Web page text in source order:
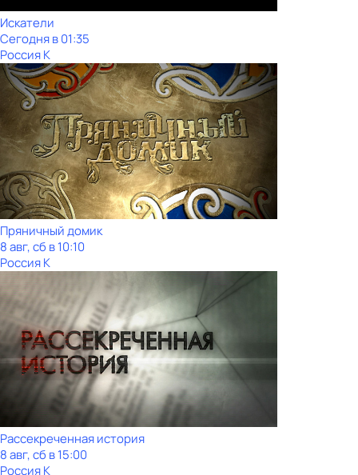
Искатели
Сегодня в 01:35
Россия К
Пряничный домик
8 авг, сб в 10:10
Россия К
Рассекреченная история
8 авг, сб в 15:00
Россия К